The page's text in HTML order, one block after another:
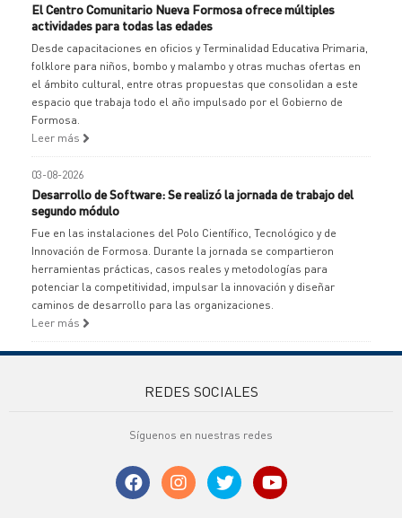
El Centro Comunitario Nueva Formosa ofrece múltiples
actividades para todas las edades
Desde capacitaciones en oficios y Terminalidad Educativa Primaria,
folklore para niños, bombo y malambo y otras muchas ofertas en
el ámbito cultural, entre otras propuestas que consolidan a este
espacio que trabaja todo el año impulsado por el Gobierno de
Formosa.
Leer más
03-08-2026
Desarrollo de Software: Se realizó la jornada de trabajo del
segundo módulo
Fue en las instalaciones del Polo Científico, Tecnológico y de
Innovación de Formosa. Durante la jornada se compartieron
herramientas prácticas, casos reales y metodologías para
potenciar la competitividad, impulsar la innovación y diseñar
caminos de desarrollo para las organizaciones.
Leer más
REDES SOCIALES
Síguenos en nuestras redes